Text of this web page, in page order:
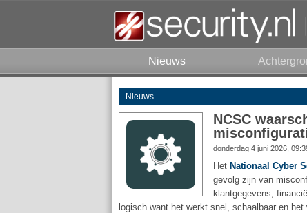
Nieuws
Nieuws
NCSC
donderdag 4 juni 2026,
Het Nationaal Cyber
gevolg zijn van
klantgegevens,
logisch want het werkt snel, schaalbaar en